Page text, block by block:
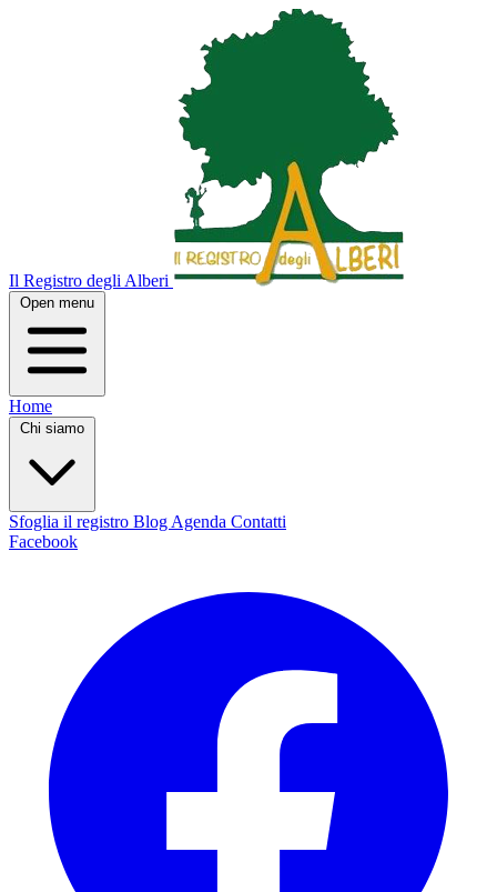
Il Registro degli Alberi
Open menu
Home
Chi siamo
Sfoglia il registro Blog Agenda Contatti
Facebook